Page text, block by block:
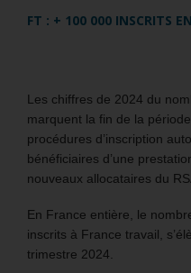
FT : + 100 000 INSCRITS
Les chiffres de 2024 du
marquent la fin de la
procédures d’inscription
bénéficiaires d’une
nouveaux allocataires du
En France entière, le
inscrits à France travail,
trimestre 2024.